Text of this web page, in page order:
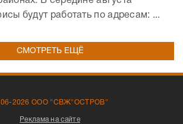
будут работать по адресам: ...
СМОТРЕТЬ ЕЩЁ
2026 ООО "СВЖ"ОСТРОВ"
Реклама на сайте